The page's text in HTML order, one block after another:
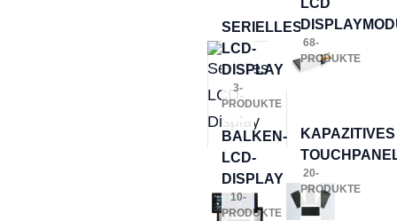
SERIELLES
LCD-
DISPLAY
3-
PRODUKTE
68-
PRODUKTE
BALKEN-
LCD-
DISPLAY
10-
PRODUKTE
KAPAZITIVES
20-
PRODUKTE